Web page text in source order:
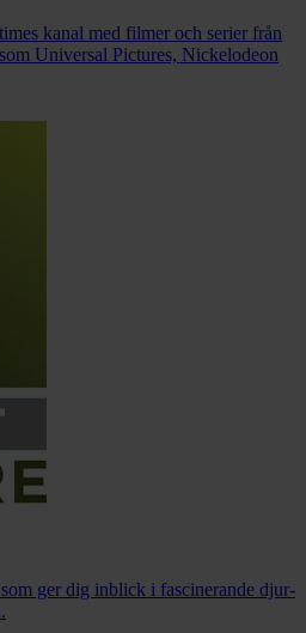
kanal med filmer och serier från
Universal Pictures, Nickelodeon
ger dig inblick i fascinerande djur-